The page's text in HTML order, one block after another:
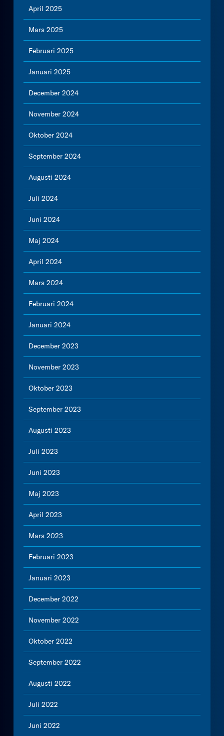
April 2025
Mars 2025
Februari 2025
Januari 2025
December 2024
November 2024
Oktober 2024
September 2024
Augusti 2024
Juli 2024
Juni 2024
Maj 2024
April 2024
Mars 2024
Februari 2024
Januari 2024
December 2023
November 2023
Oktober 2023
September 2023
Augusti 2023
Juli 2023
Juni 2023
Maj 2023
April 2023
Mars 2023
Februari 2023
Januari 2023
December 2022
November 2022
Oktober 2022
September 2022
Augusti 2022
Juli 2022
Juni 2022